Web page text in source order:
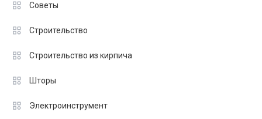
Советы
Строительство
Строительство из кирпича
Шторы
Электроинструмент